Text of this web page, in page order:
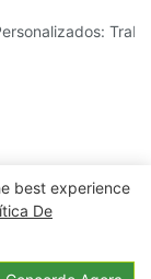
Cadeiras De
de Privacidade
best experience
De